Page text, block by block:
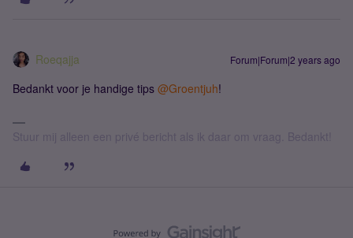
Roeqajja Forum|Forum|2 years ago
Bedankt voor je handige tips @Groentjuh!
Stuur mij alleen een privé bericht als ik daar om vraag. Bedankt!